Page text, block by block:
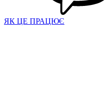
ЯК ЦЕ ПРАЦЮЄ